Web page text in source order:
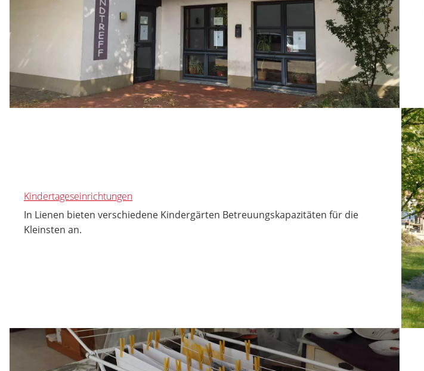
Kindertageseinrichtungen
In Lienen bieten verschiedene Kindergärten Betreuungskapazitäten für die
Kleinsten an.